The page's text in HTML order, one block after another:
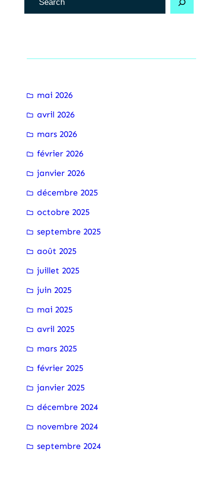
e
e
h
e
mai 2026
avril 2026
mars 2026
février 2026
janvier 2026
décembre 2025
octobre 2025
septembre 2025
août 2025
juillet 2025
juin 2025
mai 2025
avril 2025
mars 2025
février 2025
janvier 2025
décembre 2024
novembre 2024
septembre 2024